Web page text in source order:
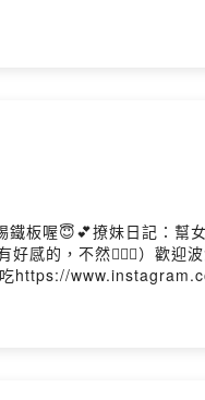
板喔😇💕撩妹日記：幫
感的，不然👮🏻‍♂️）歡迎
https://